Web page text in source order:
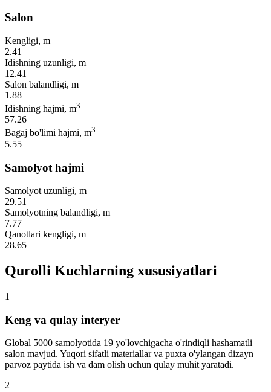
Salon
Kengligi, m
2.41
Idishning uzunligi, m
12.41
Salon balandligi, m
1.88
Idishning hajmi, m3
57.26
Bagaj bo'limi hajmi, m3
5.55
Samolyot hajmi
Samolyot uzunligi, m
29.51
Samolyotning balandligi, m
7.77
Qanotlari kengligi, m
28.65
Qurolli Kuchlarning xususiyatlari
1
Keng va qulay interyer
Global 5000 samolyotida 19 yo'lovchigacha o'rindiqli hashamatli
salon mavjud. Yuqori sifatli materiallar va puxta o'ylangan dizayn
parvoz paytida ish va dam olish uchun qulay muhit yaratadi.
2